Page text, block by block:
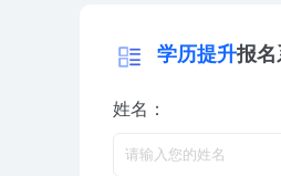
学历提升报名
姓名：